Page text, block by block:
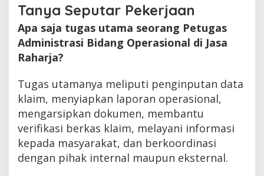
Tanya Seputar Pekerjaan
Apa saja tugas utama seorang Petugas
Administrasi Bidang Operasional di Jasa
Raharja?
Tugas utamanya meliputi penginputan data
klaim, menyiapkan laporan operasional,
mengarsipkan dokumen, membantu
verifikasi berkas klaim, melayani informasi
kepada masyarakat, dan berkoordinasi
dengan pihak internal maupun eksternal.